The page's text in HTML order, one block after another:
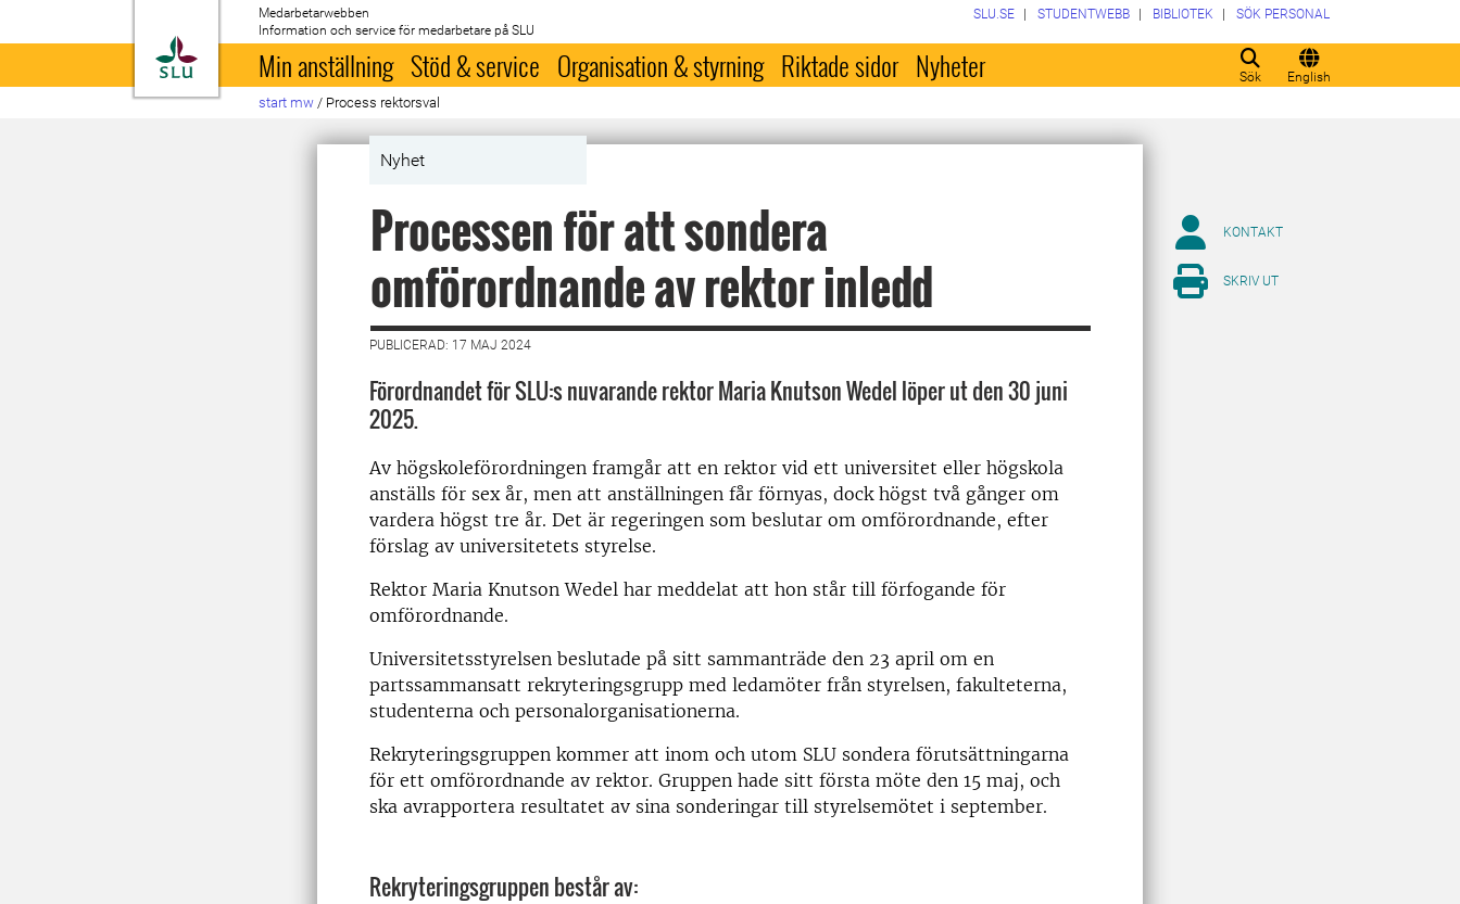
Till startsida
Medarbetarwebben
Information och service för medarbetare på SLU
Sök English
SLU.SE STUDENTWEBB BIBLIOTEK SÖK PERSONAL
Min anställning Stöd & service Organisation & styrning Riktade sidor Nyheter
start mw / Process rektorsval
Nyhet
Processen för att sondera
omförordnande av rektor inledd
PUBLICERAD: 17 MAJ 2024
Förordnandet för SLU:s nuvarande rektor Maria Knutson Wedel löper ut den 30 juni
2025.
Av högskoleförordningen framgår att en rektor vid ett universitet eller högskola
anställs för sex år, men att anställningen får förnyas, dock högst två gånger om
vardera högst tre år. Det är regeringen som beslutar om omförordnande, efter
förslag av universitetets styrelse.
Rektor Maria Knutson Wedel har meddelat att hon står till förfogande för
omförordnande.
Universitetsstyrelsen beslutade på sitt sammanträde den 23 april om en
partssammansatt rekryteringsgrupp med ledamöter från styrelsen, fakulteterna,
studenterna och personalorganisationerna.
Rekryteringsgruppen kommer att inom och utom SLU sondera förutsättningarna
för ett omförordnande av rektor. Gruppen hade sitt första möte den 15 maj, och
ska avrapportera resultatet av sina sonderingar till styrelsemötet i september.
Rekryteringsgruppen består av:
KONTAKT
SKRIV UT